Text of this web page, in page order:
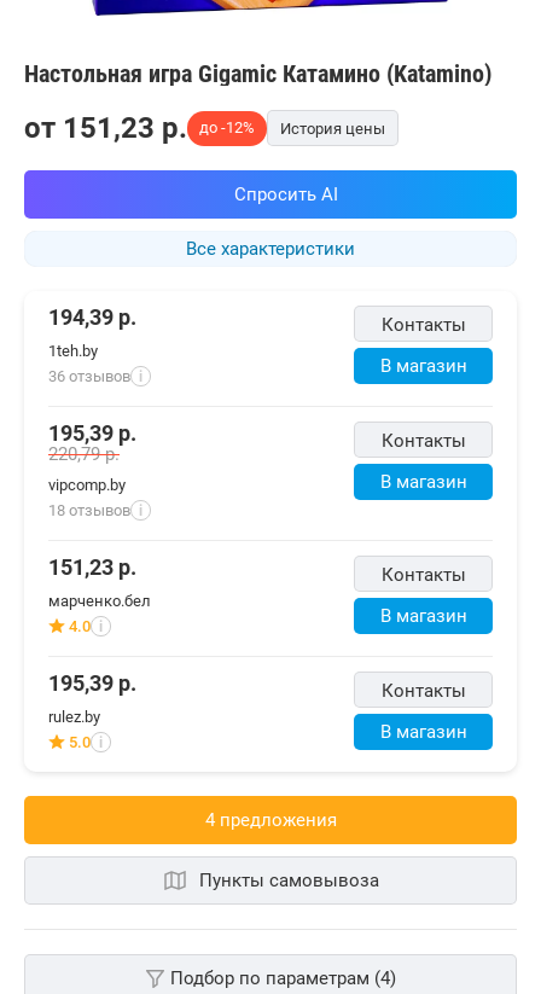
Настольная игра Gigamic Катамино (Katamino)
Все характеристики
от 151,23 p. до -12% История цены
Спросить AI
Контакты
В магазин
194,39 р.
1teh.by
36 отзывов i
Контакты
В магазин
195,39 р.
220,79р.
vipcomp.by
18 отзывов i
Контакты
В магазин
151,23 р.
марченко.бел
4.0 i
Контакты
В магазин
195,39 р.
rulez.by
5.0 i
4 предложения
Пункты самовывоза
Подбор по параметрам (4)